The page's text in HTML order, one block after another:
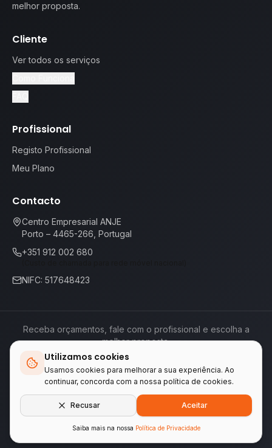
Utilizamos cookies
Usamos cookies para melhorar a sua experiência. Ao
continuar, concorda com a nossa política de cookies.
Recusar Aceitar
Saiba mais na nossa Política de Privacidade
melhor proposta.
Cliente
Ver todos os serviços
Profissional
Registo Profissional
Meu Plano
Contacto
Centro Empresarial ANJE
Porto – 4465-266, Portugal
+351 912 002 680
NIFC: 517648423
Receba orçamentos, fale com o profissional e escolha a
melhor proposta.
Termos de ServiçoPolítica de Privacidade
📕Livro de Reclamações
Empresas do grupo WA Tecnologia & Serviços
LINKEIFY•ENCONTREAQUI.PT